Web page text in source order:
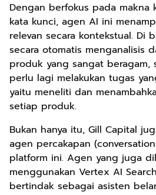
Dengan berfokus pada makna
kata kunci, agen AI ini
relevan secara kontekstual. Di
secara otomatis menganalisis
produk yang sangat
perlu lagi melakukan tugas
yaitu meneliti dan
setiap produk.
Bukan hanya itu, Gill Capital
agen percakapan
platform ini. Agen yang juga
menggunakan Vertex AI
bertindak sebagai asisten